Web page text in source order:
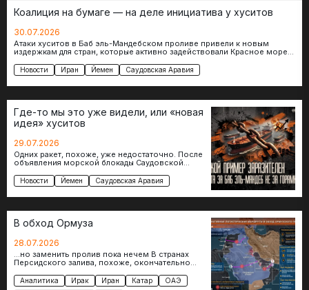
Коалиция на бумаге — на деле инициатива у хуситов
30.07.2026
Атаки хуситов в Баб эль-Мандебском проливе привели к новым
издержкам для стран, которые активно задействовали Красное море
Новости Иран Йемен Саудовская Аравия
Где-то мы это уже видели, или «новая
идея» хуситов
29.07.2026
Одних ракет, похоже, уже недостаточно. После
объявления морской блокады Саудовской
введения сборов с коммерческих судов…
Новости Йемен Саудовская Аравия
В обход Ормуза
28.07.2026
…но заменить пролив пока нечем В странах
Персидского залива, похоже, окончательно
пролива стал…
Аналитика Ирак Иран Катар
ОАЭ